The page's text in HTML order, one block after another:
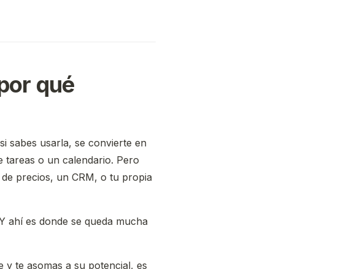
qué
sabes usarla, se convierte en
tareas o un calendario. Pero
precios, un CRM, o tu propia
ahí es donde se queda mucha
y te asomas a su potencial, es